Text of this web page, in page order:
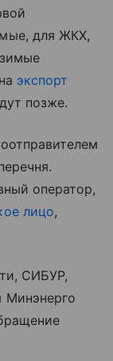
для ЖКХ,
экспорт
позже.
оператор,
лицо,
СИБУР,
Минэнерго